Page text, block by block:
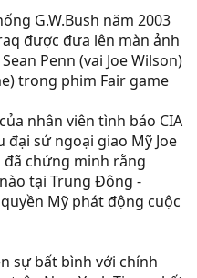
G.W.Bush năm 2003
được đưa lên màn ảnh
Penn (vai Joe Wilson)
trong phim Fair game
nhân viên tình báo CIA
đại sứ ngoại giao Mỹ Joe
đã chứng minh rằng
tại Trung Đông -
Mỹ phát động cuộc
sự bất bình với chính